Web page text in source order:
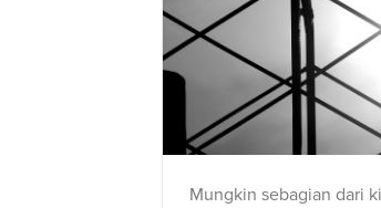
Mungkin sebagian dari